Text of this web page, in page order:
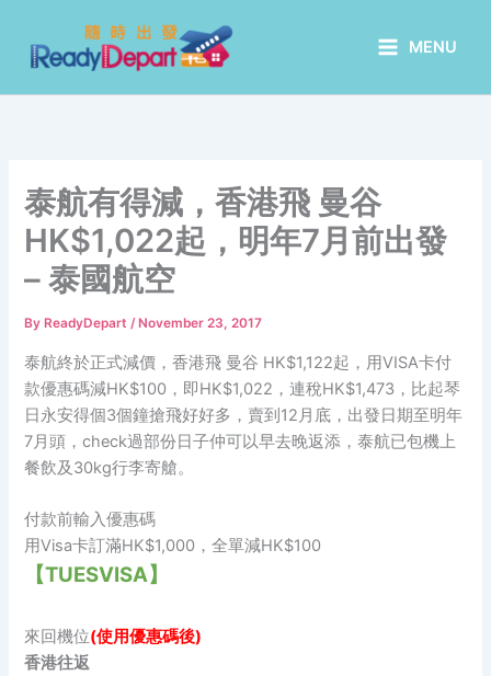
content
MENU
泰航有得減，香港飛 曼谷
HK$1,022起，明年7月前出發
– 泰國航空
By ReadyDepart/ November 23, 2017
泰航終於正式減價，香港飛 曼谷 HK$1,122起，用VISA卡付
款優惠碼減HK$100，即HK$1,022，連稅HK$1,473，比起琴
日永安得個3個鐘搶飛好好多，賣到12月底，出發日期至明年
7月頭，check過部份日子仲可以早去晚返添，泰航已包機上
餐飲及30kg行李寄艙。
付款前輸入優惠碼
用Visa卡訂滿HK$1,000，全單減HK$100
【TUESVISA】
來回機位(使用優惠碼後)
香港往返